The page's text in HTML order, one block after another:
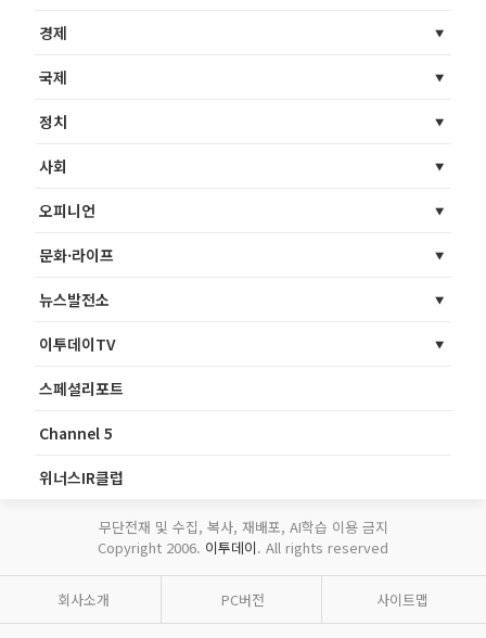
경제
국제
정치
사회
오피니언
문화·라이프
뉴스발전소
이투데이TV
스페셜리포트
Channel 5
위너스IR클럽
무단전재 및 수집, 복사, 재배포, AI학습 이용 금지
Copyright 2006. 이투데이. All rights reserved
회사소개 PC버전 사이트맵